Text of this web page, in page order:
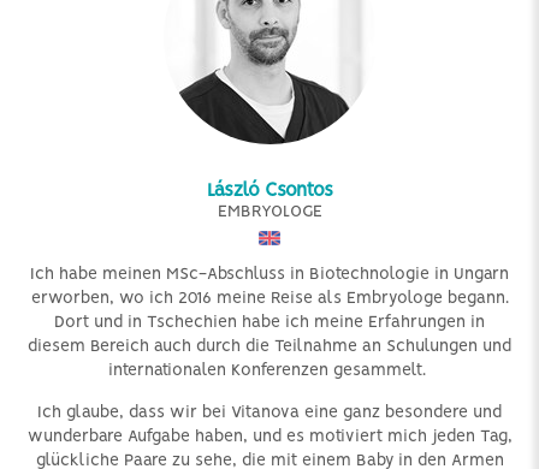
László Csontos
EMBRYOLOGE
Ich habe meinen MSc-Abschluss in Biotechnologie in Ungarn
erworben, wo ich 2016 meine Reise als Embryologe begann.
Dort und in Tschechien habe ich meine Erfahrungen in
diesem Bereich auch durch die Teilnahme an Schulungen und
internationalen Konferenzen gesammelt.
Ich glaube, dass wir bei Vitanova eine ganz besondere und
wunderbare Aufgabe haben, und es motiviert mich jeden Tag,
glückliche Paare zu sehe, die mit einem Baby in den Armen